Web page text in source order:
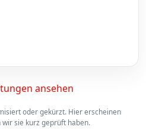
ansehen
oder gekürzt. Hier erscheinen
sie kurz geprüft haben.